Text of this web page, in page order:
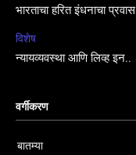
भारताचा हरित इंधनाचा प्रवास
विशेष
न्यायव्यवस्था आणि लिव्ह इन..
वर्गीकरण
बातम्या